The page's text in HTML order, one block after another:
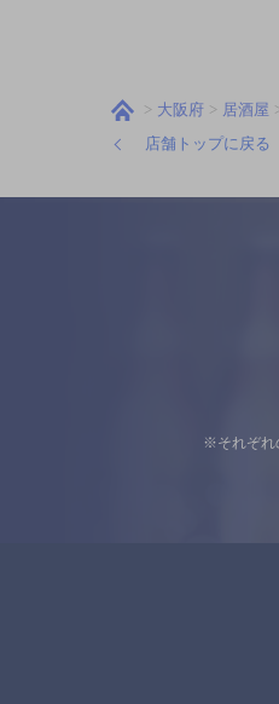
大阪府 居酒屋
店舗トップに戻る
※それぞれ